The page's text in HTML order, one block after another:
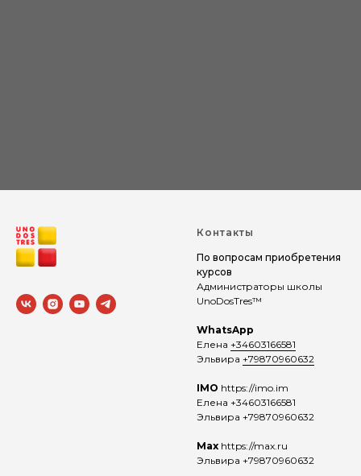
Контакты
По вопросам приобретения
курсов
Администраторы школы
UnoDosTres™
WhatsApp
Елена +34603166581
Эльвира +79870960632
IMO https://imo.im
Елена +34603166581
Эльвира +79870960632
Maxhttps://max.ru
Эльвира +79870960632